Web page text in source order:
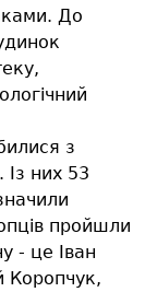
До
з
Із них 53
пройшли
- це Іван
Коропчук,